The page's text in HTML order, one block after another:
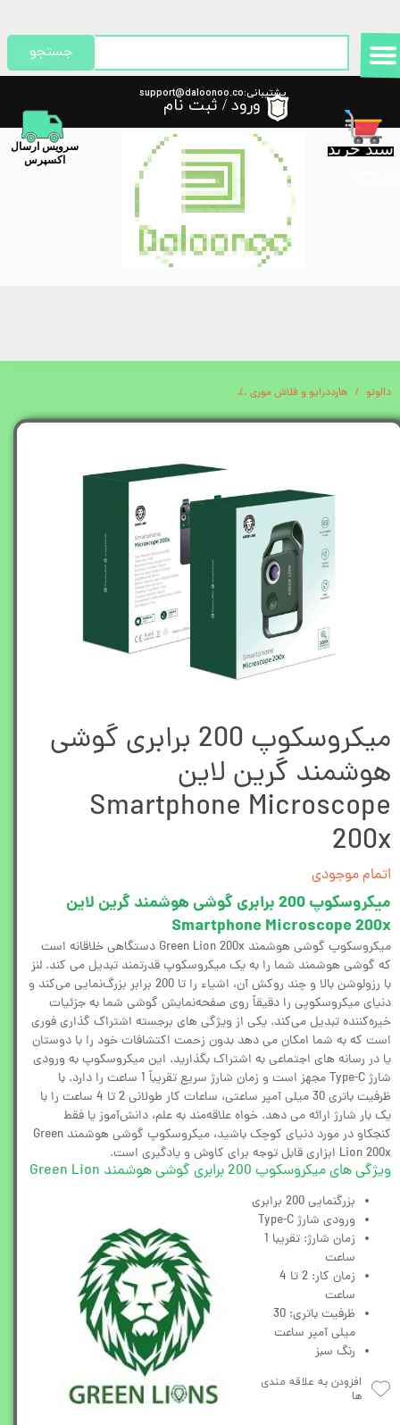
پشتیبانی:support@daloonoo.co
m
سبد خرید
​سرویس ارسال
اکسپرس
جستجو
ورود / ثبت نام
حساب کاربری من
تغییر گذر واژه
سفارشات
خروج از حساب کاربری
دالونو هارددرایو و فلاش موری
میکروسکوپ 200 برابری گوشی
هوشمند گرین لاین
Smartphone Microscope
200x
اتمام موجودی
میکروسکوپ 200 برابری گوشی هوشمند گرین لاین
Smartphone Microscope 200x
میکروسکوپ گوشی هوشمند Green Lion 200x دستگاهی خلاقانه است
که گوشی هوشمند شما را به یک میکروسکوپ قدرتمند تبدیل می کند. لنز
با رزولوشن بالا و چند روکش آن، اشیاء را تا 200 برابر بزرگ‌نمایی می‌کند و
دنیای میکروسکوپی را دقیقاً روی صفحه‌نمایش گوشی شما به جزئیات
خیره‌کننده تبدیل می‌کند. یکی از ویژگی های برجسته اشتراک گذاری فوری
است که به شما امکان می دهد بدون زحمت اکتشافات خود را با دوستان
یا در رسانه های اجتماعی به اشتراک بگذارید. این میکروسکوپ به ورودی
شارژ Type-C مجهز است و زمان شارژ سریع تقریباً 1 ساعت را دارد. با
ظرفیت باتری 30 میلی آمپر ساعتی، ساعات کار طولانی 2 تا 4 ساعت را با
یک بار شارژ ارائه می دهد. خواه علاقه‌مند به علم، دانش‌آموز یا فقط
کنجکاو در مورد دنیای کوچک باشید، میکروسکوپ گوشی هوشمند Green
Lion 200x ابزاری قابل توجه برای کاوش و یادگیری است.
ویژگی های میکروسکوپ 200 برابری گوشی هوشمند Green Lion
بزرگنمایی 200 برابری
ورودی شارژ Type-C
زمان شارژ: تقریبا 1
ساعت
زمان کار: 2 تا 4
ساعت
ظرفیت باتری: 30
میلی آمپر ساعت
رنگ سبز
افزودن به علاقه مندی
ها